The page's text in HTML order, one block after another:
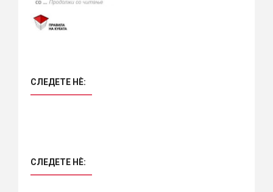
СЛЕДЕТЕ НÈ:
СЛЕДЕТЕ НÈ: